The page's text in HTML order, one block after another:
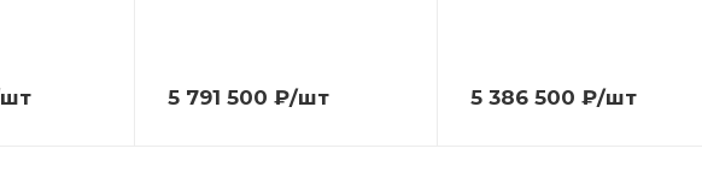
5 791 500 ₽/шт 5 386 500 ₽/шт